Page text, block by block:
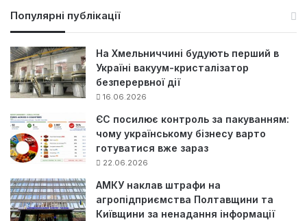
Популярні публікації
На Хмельниччині будують перший в
Україні вакуум-кристалізатор
безперервної дії
16.06.2026
ЄС посилює контроль за пакуванням:
чому українському бізнесу варто
готуватися вже зараз
22.06.2026
АМКУ наклав штрафи на
агропідприємства Полтавщини та
Київщини за ненадання інформації